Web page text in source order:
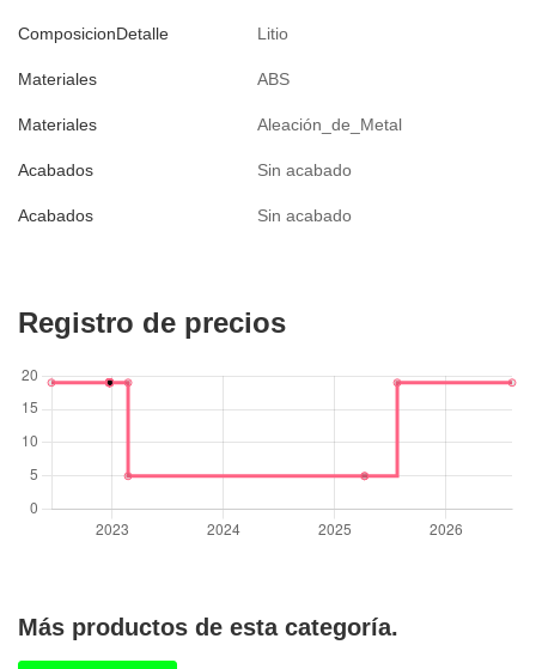
ComposicionDetalle Litio
Materiales ABS
Materiales Aleación_de_Metal
Acabados Sin acabado
Acabados Sin acabado
Registro de precios
Más productos de esta categoría.